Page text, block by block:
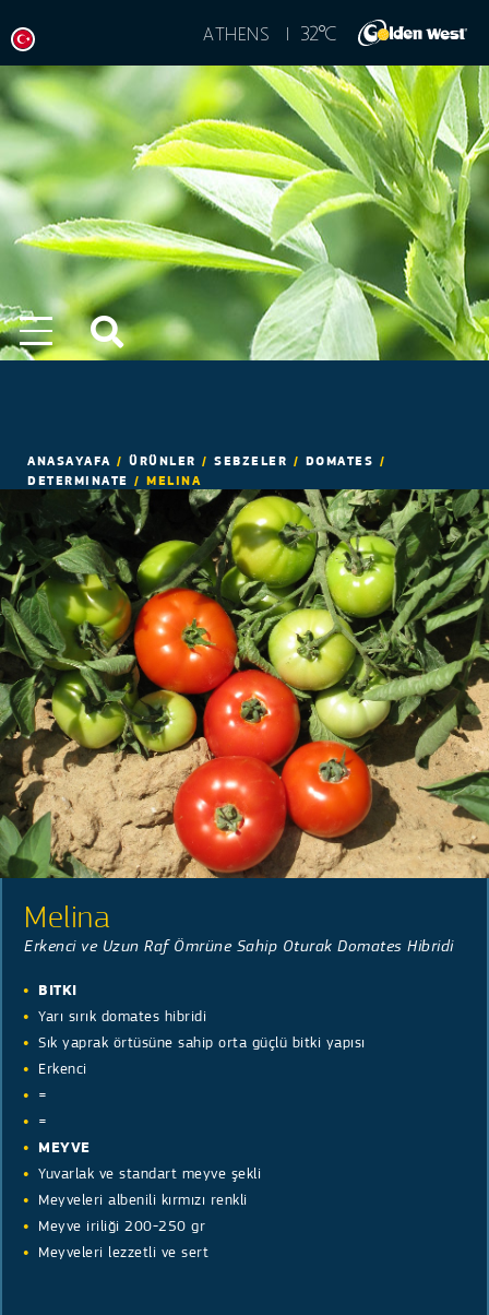
ATHENS | 32°C
ANASAYAFA / ÜRÜNLER / SEBZELER / DOMATES /
DETERMINATE / MELINA
Melina
Erkenci ve Uzun Raf Ömrüne Sahip Oturak Domates Hibridi
BITKI
Yarı sırık domates hibridi
Sık yaprak örtüsüne sahip orta güçlü bitki yapısı
Erkenci
=
=
MEYVE
Yuvarlak ve standart meyve şekli
Meyveleri albenili kırmızı renkli
Meyve iriliği 200-250 gr
Meyveleri lezzetli ve sert